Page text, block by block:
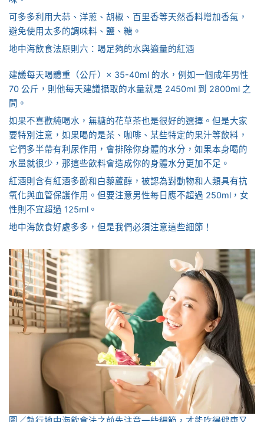
可多多利用大蒜、洋蔥、胡椒、百里香等天然香料增加香氣，
避免使用太多的調味料、鹽、糖。
地中海飲食法原則六：喝足夠的水與適量的紅酒
建議每天喝體重（公斤）× 35-40ml 的水，例如一個成年男性
70 公斤，則他每天建議攝取的水量就是 2450ml 到 2800ml 之
間。
如果不喜歡純喝水，無糖的花草茶也是很好的選擇。但是大家
要特別注意，如果喝的是茶、咖啡、某些特定的果汁等飲料，
它們多半帶有利尿作用，會排除你身體的水分，如果本身喝的
水量就很少，那這些飲料會造成你的身體水分更加不足。
紅酒則含有紅酒多酚和白藜蘆醇，被認為對動物和人類具有抗
氧化與血管保護作用。但要注意男性每日應不超過 250ml，女
性則不宜超過 125ml。
地中海飲食好處多多，但是我們必須注意這些細節！